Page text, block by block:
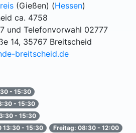
(Gießen) (Hessen)
ca. 4758
und Telefonvorwahl 02777
14, 35767 Breitscheid
breitscheid.de
- 15:30
- 15:30
- 15:30
13:30 - 15:30
Freitag: 08:30 - 12:00